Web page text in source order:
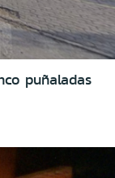
puñaladas